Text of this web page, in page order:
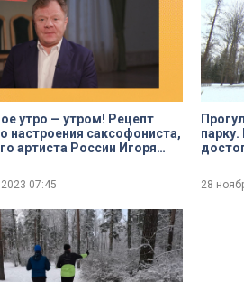
утро — утром! Рецепт
настроения саксофониста,
артиста России Игоря
07:45
парку.
стоит
28